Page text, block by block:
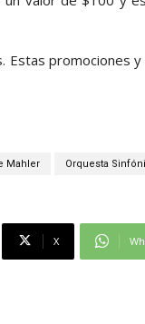
promociones
Mahler Orquesta
X